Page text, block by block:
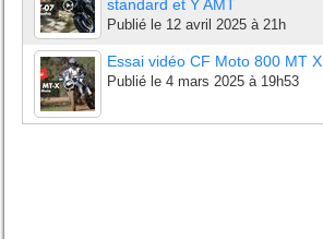
standard et Y AMT
Publié le 12 avril 2025 à 21h
Essai vidéo CF Moto 800 MT X
Publié le 4 mars 2025 à 19h53